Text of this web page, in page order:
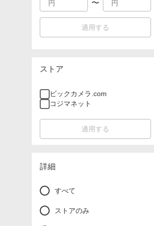
〜
適用する
ストア
ビックカメラ.com
コジマネット
適用する
詳細
すべて
ストアのみ